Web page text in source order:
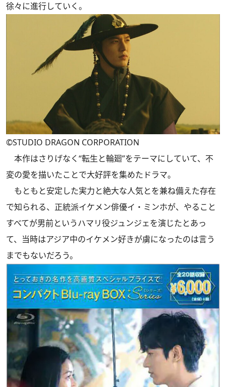
徐々に進行していく。
©STUDIO DRAGON CORPORATION
本作はさりげなく“転生と輪廻”をテーマにしていて、不
変の愛を描いたことで大好評を集めたドラマ。
もともと安定した実力と絶大な人気とを兼ね備えた存在
で知られる、正統派イケメン俳優イ・ミンホが、やること
すべてが男前というハマリ役ジュンジェを演じたとあっ
て、当時はアジア中のイケメン好きが虜になったのは言う
までもないだろう。